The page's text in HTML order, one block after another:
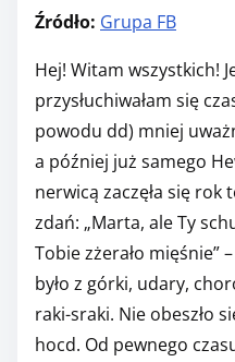
Źródło: Grupa FB
Hej! Witam wszystkich!
przysłuchiwałam się
powodu dd) mniej
a później już samego
nerwicą zaczęła się rok
zdań: „Marta, ale Ty
Tobie zżerało mięśnie”
było z górki, udary,
raki-sraki. Nie obeszło
hocd. Od pewnego